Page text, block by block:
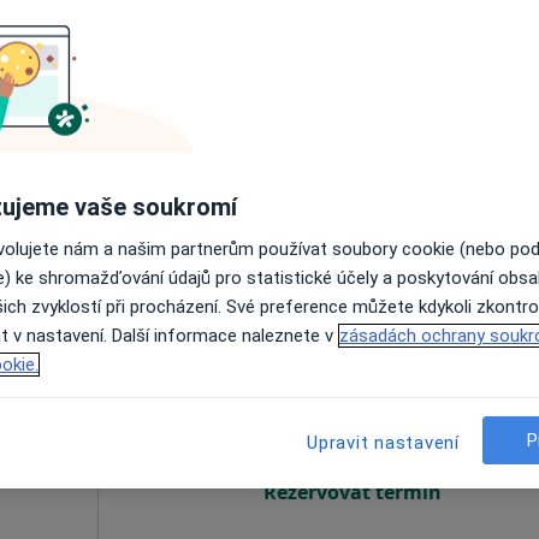
Dnes Zítra Ne Po
Online rezervace termínu není k dispozici
Rezervovat termín
vaše soukromí
nám a našim partnerům používat soubory cookie (nebo
ke shromažďování údajů pro statistické účely a poskytování
zvyklostí při procházení. Své preference můžete kdykoli
v nastavení. Další informace naleznete v zásadách ochrany
Upravit nastavení